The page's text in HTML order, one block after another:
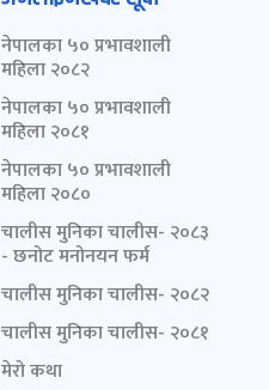
नेपालका ५० प्रभावशाली
महिला २०८२
नेपालका ५० प्रभावशाली
महिला २०८१
नेपालका ५० प्रभावशाली
महिला २०८०
चालीस मुनिका चालीस- २०८३
- छनोट मनोनयन फर्म
चालीस मुनिका चालीस- २०८२
चालीस मुनिका चालीस- २०८१
मेरो कथा